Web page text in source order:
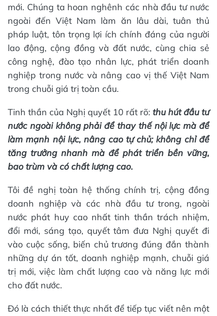
mới. Chúng ta hoan nghênh các nhà đầu tư nước
ngoài đến Việt Nam làm ăn lâu dài, tuân thủ
pháp luật, tôn trọng lợi ích chính đáng của người
lao động, cộng đồng và đất nước, cùng chia sẻ
công nghệ, đào tạo nhân lực, phát triển doanh
nghiệp trong nước và nâng cao vị thế Việt Nam
trong chuỗi giá trị toàn cầu.
Tinh thần của Nghị quyết 10 rất rõ: thu hút đầu tư
nước ngoài không phải để thay thế nội lực mà để
làm mạnh nội lực, nâng cao tự chủ;không chỉ để
tăng trưởng nhanh mà để phát triển bền vững,
bao trùm và có chất lượng cao.
Tôi đề nghị toàn hệ thống chính trị, cộng đồng
doanh nghiệp và các nhà đầu tư trong, ngoài
nước phát huy cao nhất tinh thần trách nhiệm,
đổi mới, sáng tạo, quyết tâm đưa Nghị quyết đi
vào cuộc sống, biến chủ trương đúng đắn thành
những dự án tốt, doanh nghiệp mạnh, chuỗi giá
trị mới, việc làm chất lượng cao và năng lực mới
cho đất nước.
Đó là cách thiết thực nhất để tiếp tục viết nên một